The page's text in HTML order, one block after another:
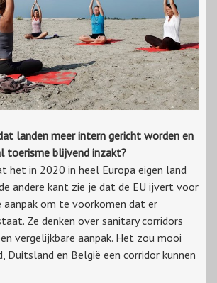
landen meer intern gericht worden en
toerisme blijvend inzakt?
het in 2020 in heel Europa eigen land
andere kant zie je dat de EU ijvert voor
aanpak om te voorkomen dat er
Ze denken over sanitary corridors
vergelijkbare aanpak. Het zou mooi
Duitsland en België een corridor kunnen